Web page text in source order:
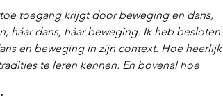
toegang krijgt door beweging en dans,
háar dans, háar beweging. Ik heb besloten
en beweging in zijn context. Hoe heerlijk
te leren kennen. En bovenal hoe